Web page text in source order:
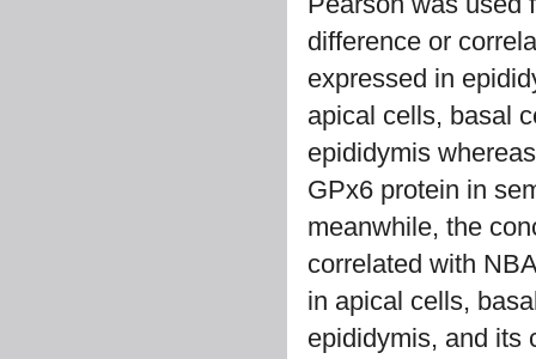
difference or
expressed in
apical cells, basal
epididymis
GPx6 protein in
meanwhile, the
correlated with
in apical cells,
epididymis, and its